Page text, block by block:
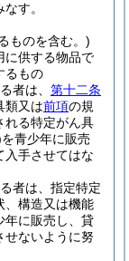
す。
ものを含む。)
に供する物品で
るもの
者は、 第十二条
類又は前項の規
れる特定がん具
を青少年に販売
入手させてはな
者は、指定特定
、構造又は機能
年に販売し、貸
せないように努